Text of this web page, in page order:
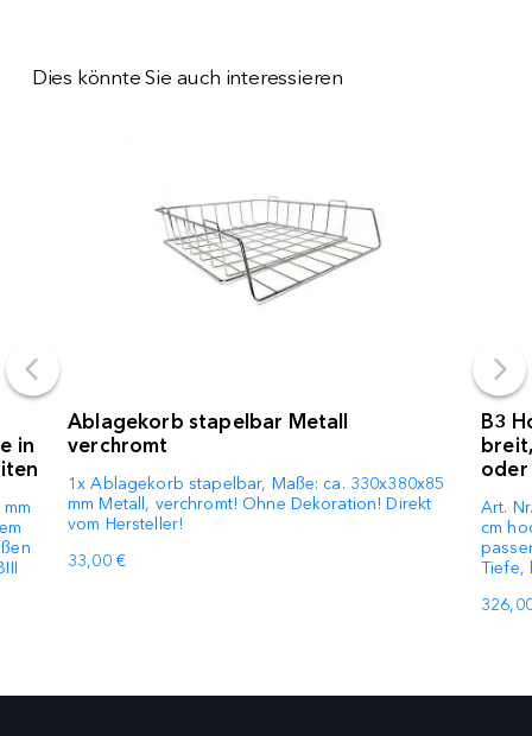
Dies könnte Sie auch interessieren
in
Ablagekorb stapelbar Metall
verchromt
1x Ablagekorb stapelbar, Maße: ca. 330x380x85
mm Metall, verchromt! Ohne Dekoration! Direkt
vom Hersteller!
33,00 €
B3
oder
Art.
cm
Tiefe,